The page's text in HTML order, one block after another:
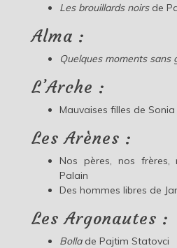
Les brouillards noirsde
Alma :
Quelques moments sans
L’Arche :
Mauvaises filles de
Les Arènes :
Nos pères, nos frères,
Palain
Des hommes libres de
Les Argonautes :
Bollade Pajtim Statovci